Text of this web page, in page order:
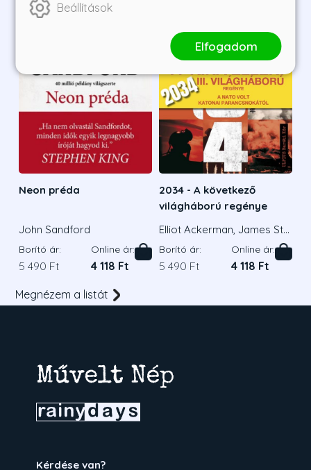
Neon préda
John Sandford
Borító ár:
5 490 Ft
Online ár:
4 118 Ft
2034 - A következő
világháború regénye
Elliot Ackerman, James Sta
Borító ár:
5 490 Ft
Online ár:
4 118 Ft
Megnézem a listát
Kérdése van?
Beállítások
Elfogadom